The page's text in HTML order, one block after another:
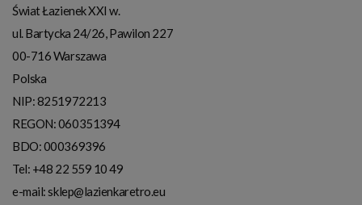
Świat Łazienek XXI w.
ul. Bartycka 24/26, Pawilon 227
00-716Warszawa
Polska
NIP:8251972213
REGON: 060351394
BDO: 000369396
Tel: +48 22 559 10 49
e-mail:sklep@lazienkaretro.eu